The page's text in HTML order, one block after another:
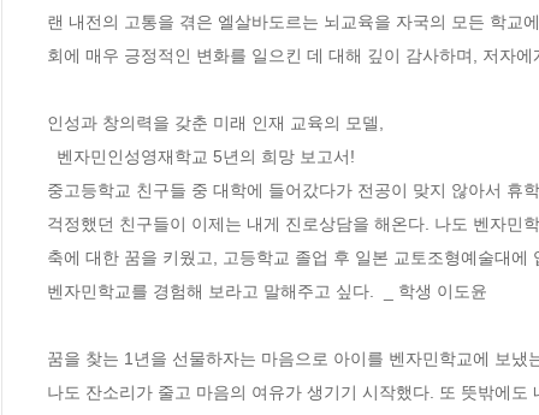
랜 내전의 고통을 겪은 엘살바도르는 뇌교육을 자국의 모든 학교
회에 매우 긍정적인 변화를 일으킨 데 대해 깊이 감사하며, 저자
인성과 창의력을 갖춘 미래 인재 교육의 모델,
중고등학교 친구들 중 대학에 들어갔다가 전공이 맞지 않아서 휴
걱정했던 친구들이 이제는 내게 진로상담을 해온다. 나도 벤자민
축에 대한 꿈을 키웠고, 고등학교 졸업 후 일본 교토조형예술대
벤자민학교를 경험해 보라고 말해주고 싶다.  _ 학생 이도윤
꿈을 찾는 1년을 선물하자는 마음으로 아이를 벤자민학교에 보
나도 잔소리가 줄고 마음의 여유가 생기기 시작했다. 또 뜻밖에